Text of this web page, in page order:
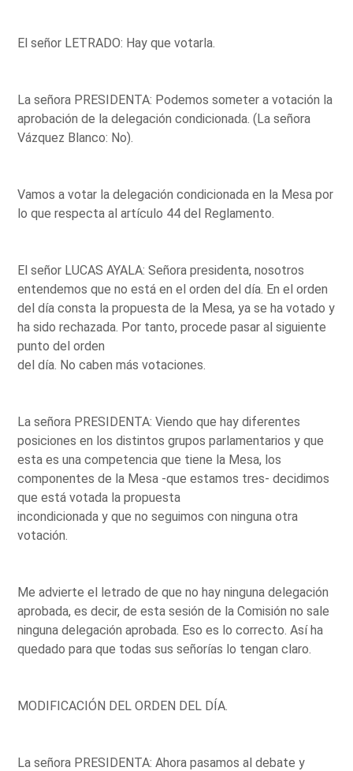
El señor LETRADO: Hay que votarla.
La señora PRESIDENTA: Podemos someter a votación la
aprobación de la delegación condicionada. (La señora
Vázquez Blanco: No).
Vamos a votar la delegación condicionada en la Mesa por
lo que respecta al artículo 44 del Reglamento.
El señor LUCAS AYALA: Señora presidenta, nosotros
entendemos que no está en el orden del día. En el orden
del día consta la propuesta de la Mesa, ya se ha votado y
ha sido rechazada. Por tanto, procede pasar al siguiente
punto del orden
del día. No caben más votaciones.
La señora PRESIDENTA: Viendo que hay diferentes
posiciones en los distintos grupos parlamentarios y que
esta es una competencia que tiene la Mesa, los
componentes de la Mesa -que estamos tres- decidimos
que está votada la propuesta
incondicionada y que no seguimos con ninguna otra
votación.
Me advierte el letrado de que no hay ninguna delegación
aprobada, es decir, de esta sesión de la Comisión no sale
ninguna delegación aprobada. Eso es lo correcto. Así ha
quedado para que todas sus señorías lo tengan claro.
MODIFICACIÓN DEL ORDEN DEL DÍA.
La señora PRESIDENTA: Ahora pasamos al debate y